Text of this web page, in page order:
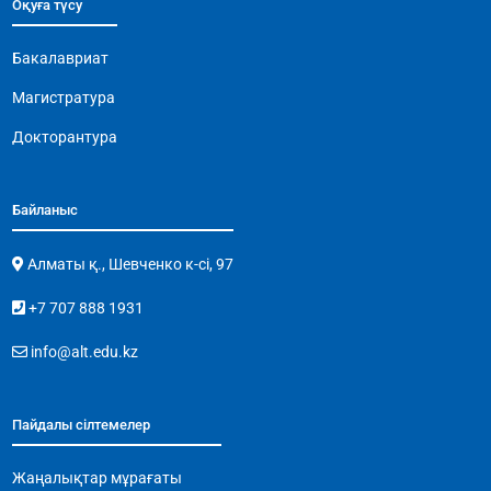
Оқуға түсу
Бакалавриат
Магистратура
Докторантура
Байланыс
Алматы қ., Шевченко к-сі, 97
+7 707 888 1931
info@alt.edu.kz
Пайдалы сілтемелер
Жаңалықтар мұрағаты